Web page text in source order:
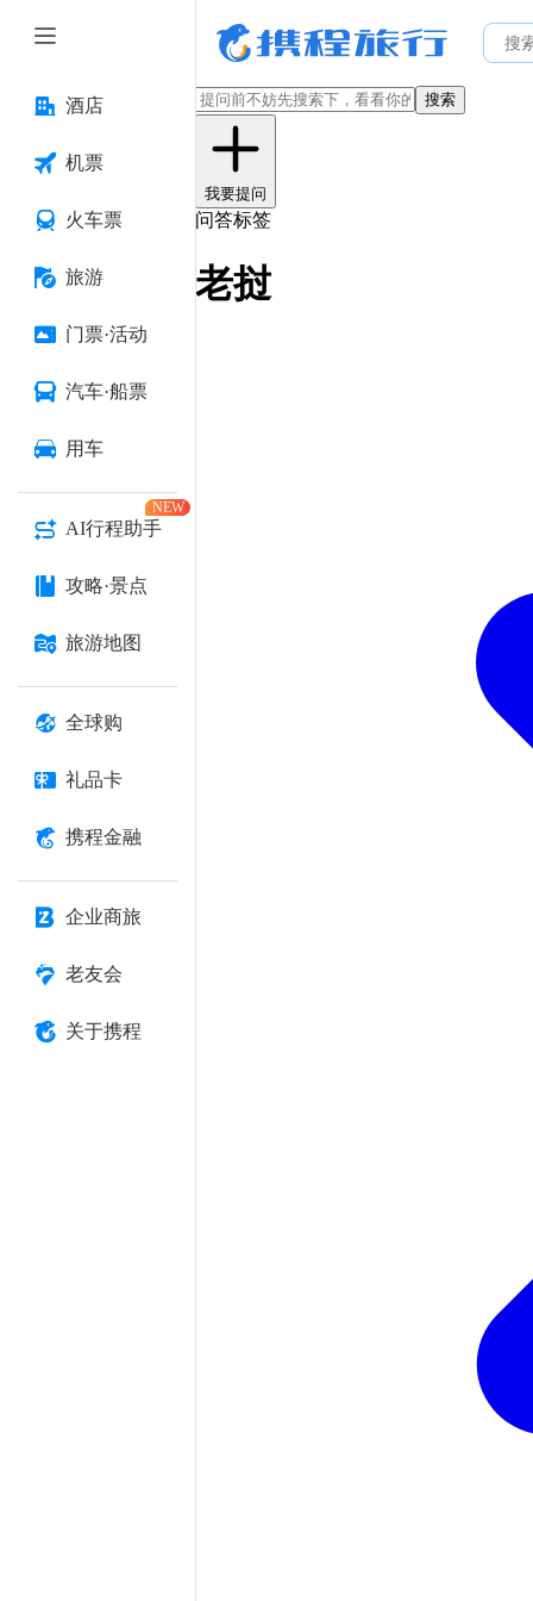
酒店
机票
火车票
旅游
门票·活动
汽车·船票
用车
AI行程助手
NEW
攻略·景点
旅游地图
全球购
礼品卡
携程金融
企业商旅
老友会
关于携程
搜索
我要提问
问答标签
老挝